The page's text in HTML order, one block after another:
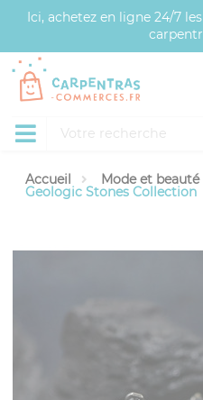
Ici, achetez en ligne 24/7
Accueil Mode et beauté
Geologic Stones Collection
Panneau de gestion des cookies